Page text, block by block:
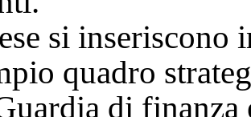
si inseriscono
quadro
di finanza